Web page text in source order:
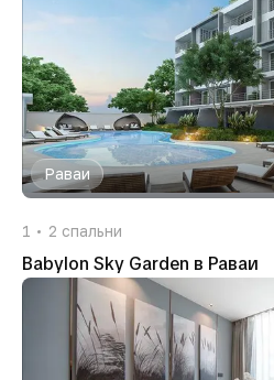
Раваи
1 2 спальни
Babylon Sky Garden в Раваи